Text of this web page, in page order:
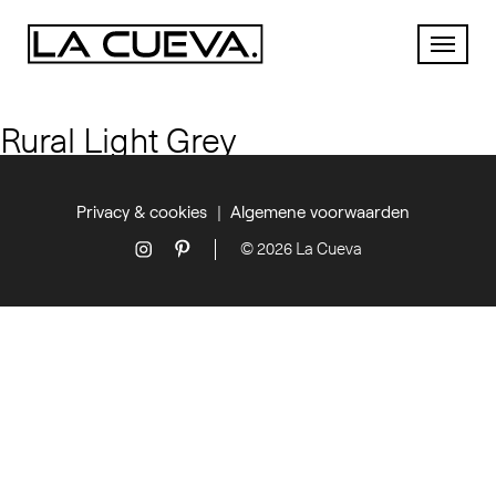
Rural Light Grey
Privacy & cookies Algemene voorwaarden
© 2026 La Cueva